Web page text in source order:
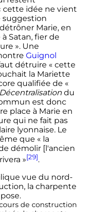
cette idée ne vient
suggestion
Marie, en
Satan, fier de
». Une
Guignol
détruire « cette
la Mariette
qualifiée de «
du
est donc
place à Marie en
qui ne fait pas
lyonnaise. Le
que « la
démolir [l'ancien
»[29].
de construction